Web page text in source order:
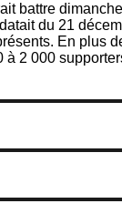
battre
du 21
En plus
2 000